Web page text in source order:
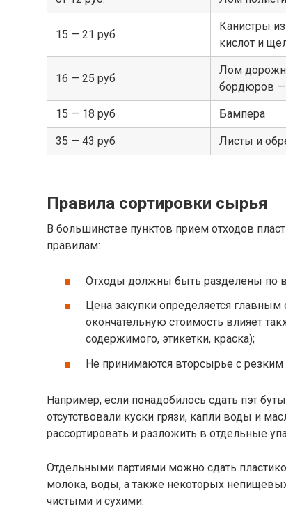
15 — 21 руб
Канистры
кислот и
16 — 25 руб
Лом
бордюров —
15 — 18 руб Бампера
35 — 43 руб Листы и
Правила сортировки сырья
В большинстве пунктов прием отходов
правилам:
Отходы должны быть разделены по
Цена закупки определяется
окончательную стоимость влияет
содержимого, этикетки, краска);
Не принимаются вторсырье с
Например, если понадобилось сдать пэт
отсутствовали куски грязи, капли воды и
рассортировать и разложить в отдельные
Отдельными партиями можно сдать
молока, воды, а также некоторых
чистыми и сухими.